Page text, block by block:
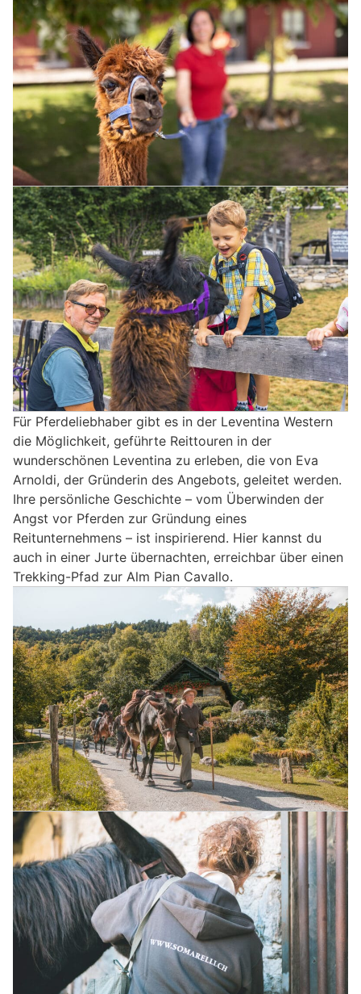
Für Pferdeliebhaber gibt es in der Leventina Western
die Möglichkeit, geführte Reittouren in der
wunderschönen Leventina zu erleben, die von Eva
Arnoldi, der Gründerin des Angebots, geleitet werden.
Ihre persönliche Geschichte – vom Überwinden der
Angst vor Pferden zur Gründung eines
Reitunternehmens – ist inspirierend. Hier kannst du
auch in einer Jurte übernachten, erreichbar über einen
Trekking-Pfad zur Alm Pian Cavallo.